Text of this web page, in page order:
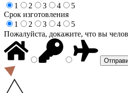
1
2 3 4
5
Срок изготовления
1
2 3 4
5
Пожалуйста, докажите, что вы